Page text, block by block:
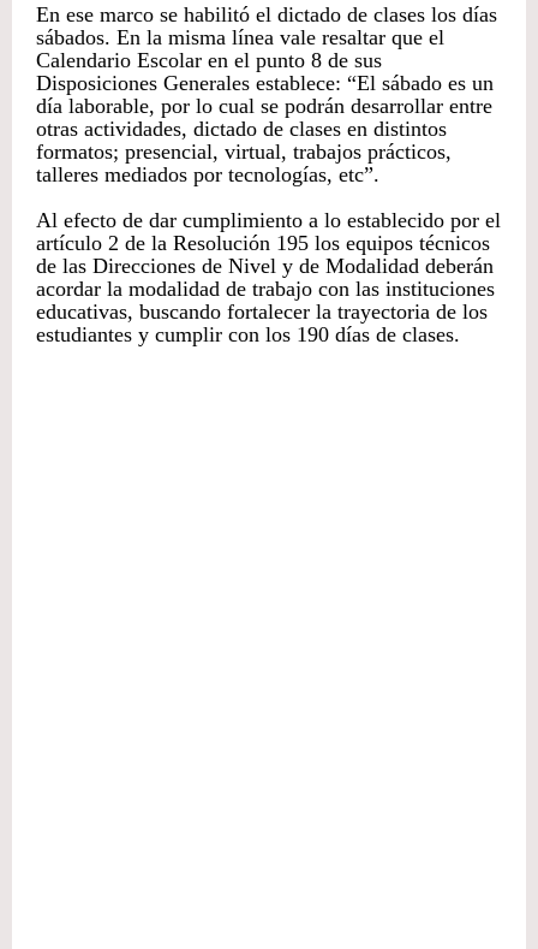
En ese marco se habilitó el dictado de clases los días
sábados. En la misma línea vale resaltar que el
Calendario Escolar en el punto 8 de sus
Disposiciones Generales establece: “El sábado es un
día laborable, por lo cual se podrán desarrollar entre
otras actividades, dictado de clases en distintos
formatos; presencial, virtual, trabajos prácticos,
talleres mediados por tecnologías, etc”.
Al efecto de dar cumplimiento a lo establecido por el
artículo 2 de la Resolución 195 los equipos técnicos
de las Direcciones de Nivel y de Modalidad deberán
acordar la modalidad de trabajo con las instituciones
educativas, buscando fortalecer la trayectoria de los
estudiantes y cumplir con los 190 días de clases.